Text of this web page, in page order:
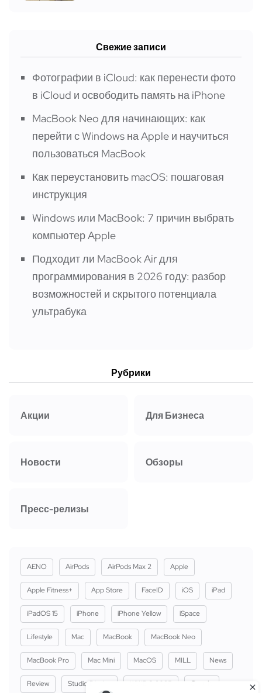
Свежие записи
Фотографии в iCloud: как перенести фото
в iCloud и освободить память на iPhone
MacBook Neo для начинающих: как
перейти с Windows на Apple и научиться
пользоваться MacBook
Как переустановить macOS: пошаговая
инструкция
Windows или MacBook: 7 причин выбрать
компьютер Apple
Подходит ли MacBook Air для
программирования в 2026 году: разбор
возможностей и скрытого потенциала
ультрабука
Рубрики
Акции Для Бизнеса
Новости Обзоры
Пресс-релизы
AENO AirPods AirPods Max 2 Apple
Apple Fitness+ App Store FaceID iOS iPad
iPadOS 15 iPhone iPhone Yellow iSpace
Lifestyle Mac MacBook MacBook Neo
MacBook Pro Mac Mini MacOS MILL News
Review Studio Display WWDC 2025 Сервіс